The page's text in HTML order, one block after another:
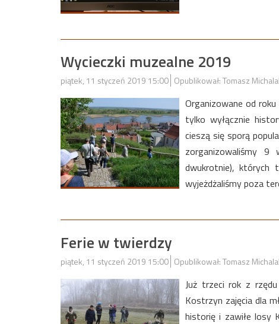
Wycieczki muzealne 2019
piątek, 11 styczeń 2019 15:00 Opublikował: Tomasz
Organizowane od
tylko wyłącznie
cieszą się sporą
zorganizowaliśmy
dwukrotnie), których
wyjeżdżaliśmy poza
Ferie w twierdzy
piątek, 11 styczeń 2019 15:00 Opublikował: Tomasz
Już trzeci rok z
Kostrzyn zajęcia dla
historię i zawiłe losy